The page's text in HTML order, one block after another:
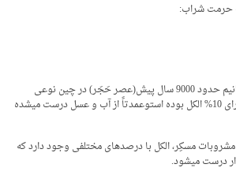
حرمت شراب:
سابقه : شاید جالب باشد بدانیم حدود 9000 سال پیش(عصر حَجَر) در چین نوعی
نوشیدنی تهیّه می­شده که دارای 10% الکل بوده است­و­عمدتاً از آب و عسل درست می­شده
مسکِر، الکل با درصدهای مختلفی وجود دارد که
درست می­شود.